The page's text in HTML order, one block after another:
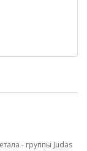
- группы Judas